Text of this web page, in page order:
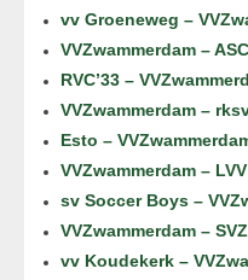
vv Groeneweg –
VVZwammerdam –
RVC’33 –
VVZwammerdam –
Esto –
VVZwammerdam –
sv Soccer Boys –
VVZwammerdam –
vv Koudekerk –